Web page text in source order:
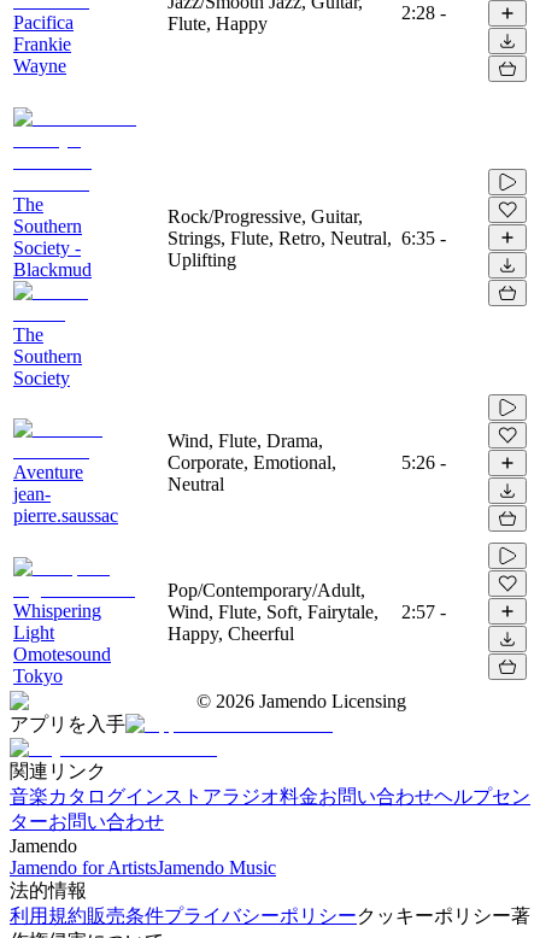
Pacifica
Frankie
Wayne
Flute, Happy
2:28 -
The
Southern
Society -
Blackmud
The
Southern
Society
Rock/Progressive, Guitar,
Strings, Flute, Retro, Neutral,
Uplifting
6:35 -
Aventure
jean-
pierre.saussac
Wind, Flute, Drama,
Corporate, Emotional,
Neutral
5:26 -
Whispering
Light
Omotesound
Tokyo
Pop/Contemporary/Adult,
Wind, Flute, Soft, Fairytale,
Happy, Cheerful
2:57 -
© 2026 Jamendo Licensing
アプリを入手
関連リンク
音楽カタログインストアラジオ料金お問い合わせヘルプセン
ターお問い合わせ
Jamendo
Jamendo for ArtistsJamendo Music
法的情報
利用規約販売条件プライバシーポリシークッキーポリシー著